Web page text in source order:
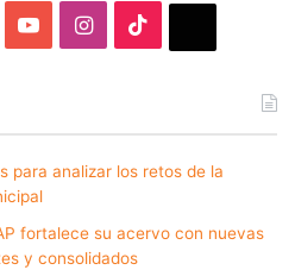
YouTubeInstagram
para analizar los retos de la
fortalece su acervo con nuevas
y consolidados